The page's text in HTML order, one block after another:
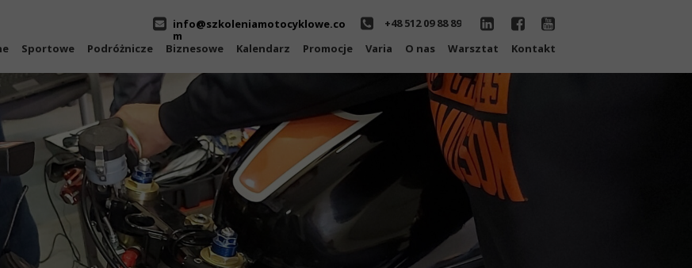
Sportowe Podróżnicze Biznesowe Kalendarz Promocje Varia O nas Warsztat Kontakt
info@szkoleniamotocyklowe.co
m
+48 512 09 88 89